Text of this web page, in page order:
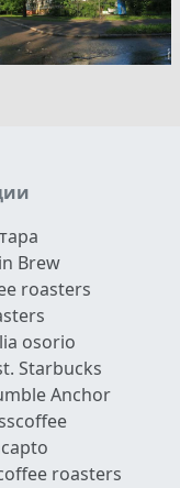
Brew
roasters
osorio
Starbucks
Anchor
roasters